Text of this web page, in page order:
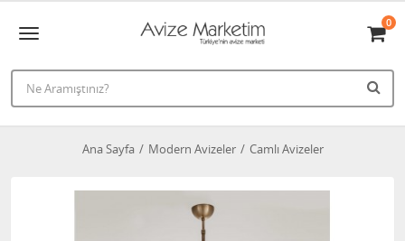
0
Ana Sayfa Modern Avizeler Camlı Avizeler